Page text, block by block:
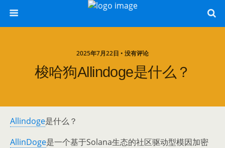
2025年7月22日 • 没有评论
梭哈狗allindoge是什么？
Allindoge是什么？
AllinDoge是一个基于Solana生态的社区驱动型模因加密